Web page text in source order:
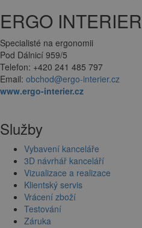
ERGO INTERIER
Specialisté na ergonomii
Pod Dálnicí 959/5
Telefon: +420 241 485 797
Email: obchod@ergo-interier.cz
www.ergo-interier.cz
Služby
Vybavení kanceláře
3D návrhář kanceláří
Vizualizace a realizace
Klientský servis
Vrácení zboží
Testování
Záruka